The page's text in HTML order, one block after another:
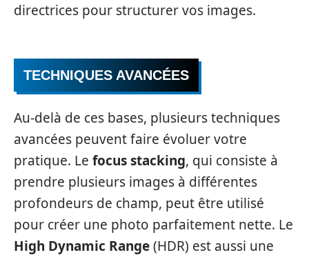
directrices pour structurer vos images.
TECHNIQUES AVANCÉES
Au-delà de ces bases, plusieurs techniques
avancées peuvent faire évoluer votre
pratique. Le focus stacking, qui consiste à
prendre plusieurs images à différentes
profondeurs de champ, peut être utilisé
pour créer une photo parfaitement nette. Le
High Dynamic Range(HDR) est aussi une